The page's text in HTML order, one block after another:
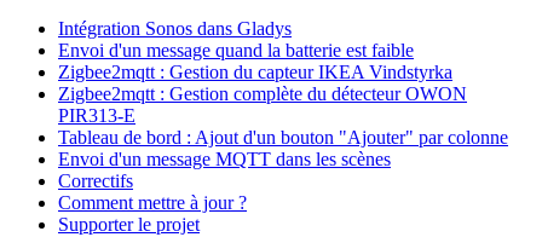
Intégration Sonos dans Gladys
Envoi d'un message quand la batterie est faible
Zigbee2mqtt : Gestion du capteur IKEA Vindstyrka
Zigbee2mqtt : Gestion complète du détecteur OWON
PIR313-E
Tableau de bord : Ajout d'un bouton "Ajouter" par colonne
Envoi d'un message MQTT dans les scènes
Correctifs
Comment mettre à jour ?
Supporter le projet